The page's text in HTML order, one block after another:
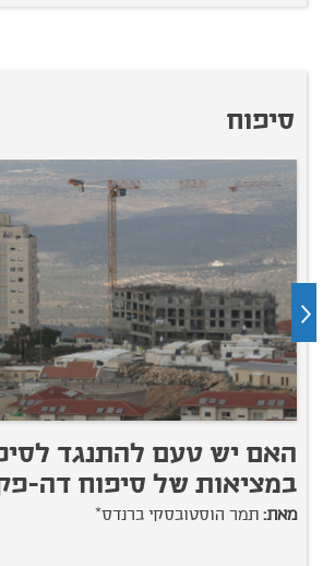
סיפוח
האם יש טעם להתנגד
במציאות של סיפוח דה-
מאת: תמר הוסטובסקי ברנדס*